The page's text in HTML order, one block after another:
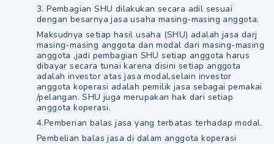
3. Pembagian SHU dilakukan secara adil sesuai
dengan besarnya jasa usaha masing-masing anggota.
Maksudnya setiap hasil usaha (SHU) adalah jasa darj
masing-masing anggota dan modal dari masing-masing
anggota ,jadi pembagian SHU setiap anggota harus
dibayar secara tunai karena disini setiap anggota
adalah investor atas jasa modal,selain investor
anggota koperasi adalah pemilik jasa sebagai pemakai
/pelangan. SHU juga merupakan hak dari setiap
anggota koperasi.
4.Pemberian balas jasa yang terbatas terhadap modal.
Pembelian balas jasa di dalam anggota koperasi